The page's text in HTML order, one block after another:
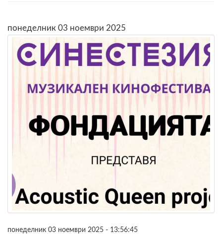
понеделник 03 ноември 2025
понеделник 03 ноември 2025 - 13:56:45